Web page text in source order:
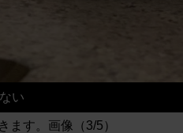
い
ます。画像（3/5）